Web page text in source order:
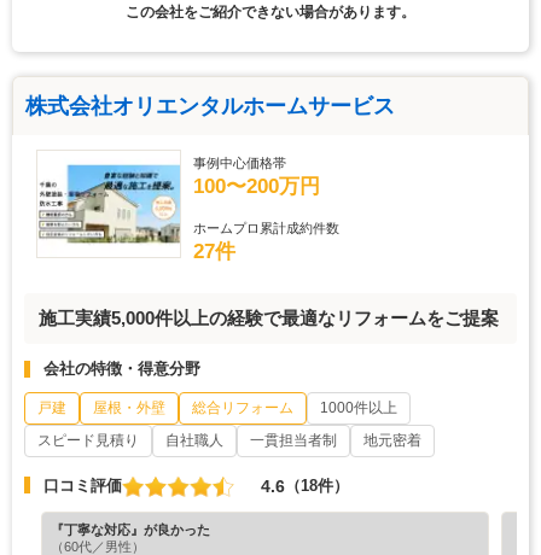
この会社をご紹介できない場合があります。
株式会社オリエンタルホームサービス
事例中心価格帯
100〜200万円
ホームプロ累計成約件数
27件
施工実績5,000件以上の経験で最適なリフォームをご提案
会社の特徴・得意分野
戸建 屋根・外壁 総合リフォーム
1000件以上
スピード見積り
自社職人 一貫担当者制 地元密着
口コミ評価 4.6 （18件）
『丁寧な対応』が良かった
（60代／男性）